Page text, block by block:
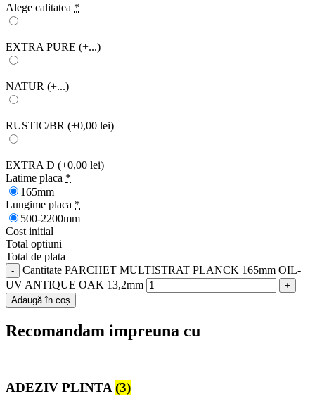
Alege calitatea *
EXTRA PURE (+...)
NATUR (+...)
RUSTIC/BR (+0,00 lei)
EXTRA D (+0,00 lei)
Latime placa *
165mm
Lungime placa *
500-2200mm
Cost initial
Total optiuni
Total de plata
Cantitate PARCHET MULTISTRAT PLANCK 165mm OIL-
UV ANTIQUE OAK 13,2mm
Adaugă în coș
Recomandam impreuna cu
ADEZIV PLINTA(3)